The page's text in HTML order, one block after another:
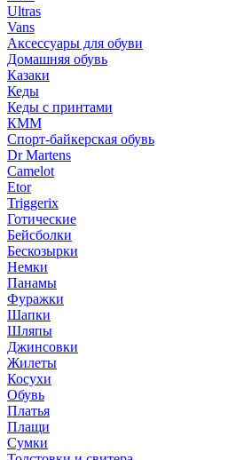
Ultras
Vans
Аксессуары для обуви
Домашняя обувь
Казаки
Кеды
Кеды с принтами
КММ
Спорт-байкерская обувь
Dr Martens
Camelot
Etor
Triggerix
Готические
Бейсболки
Бескозырки
Немки
Панамы
Фуражки
Шапки
Шляпы
Джинсовки
Жилеты
Косухи
Обувь
Платья
Плащи
Сумки